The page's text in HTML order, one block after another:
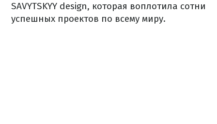
SAVYTSKYY design, которая воплотила сотни
успешных проектов по всему миру.